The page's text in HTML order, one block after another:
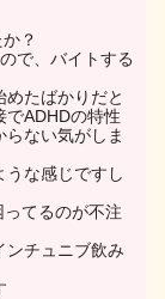
？
で、バイトする
たばかりだと
でADHDの特性
ない気がしま
うな感じですし
てるのが不注
ンチュニブ飲み